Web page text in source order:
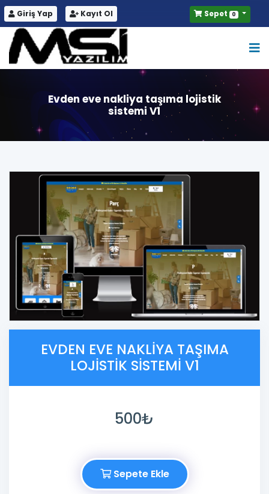
Giriş Yap Kayıt Ol Sepet 0
Evden eve nakliya taşıma lojistik
sistemi V1
EVDEN EVE NAKLIYA TAŞIMA
LOJISTIK SISTEMI V1
500₺
Sepete Ekle